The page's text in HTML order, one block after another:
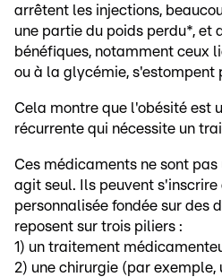
arrêtent les injections,
une partie du poids perdu*, et
bénéfiques, notamment ceux
ou à la glycémie, s'estompent
Cela montre que l'obésité est
récurrente qui nécessite un
Ces médicaments ne sont
agit seul. Ils peuvent s'inscrire
personnalisée fondée sur des
reposent sur trois piliers :
1) un traitement
2) une chirurgie (par